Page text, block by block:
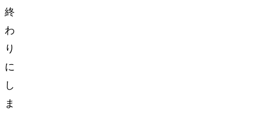
終
わ
り
に
し
ま